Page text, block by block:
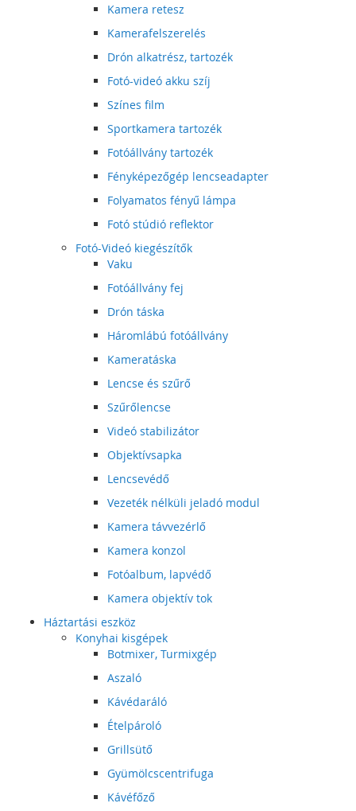
Kamera retesz
Kamerafelszerelés
Drón alkatrész, tartozék
Fotó-videó akku szíj
Színes film
Sportkamera tartozék
Fotóállvány tartozék
Fényképezőgép lencseadapter
Folyamatos fényű lámpa
Fotó stúdió reflektor
Fotó-Videó kiegészítők
Vaku
Fotóállvány fej
Drón táska
Háromlábú fotóállvány
Kameratáska
Lencse és szűrő
Szűrőlencse
Videó stabilizátor
Objektívsapka
Lencsevédő
Vezeték nélküli jeladó modul
Kamera távvezérlő
Kamera konzol
Fotóalbum, lapvédő
Kamera objektív tok
Háztartási eszköz
Konyhai kisgépek
Botmixer, Turmixgép
Aszaló
Kávédaráló
Ételpároló
Grillsütő
Gyümölcscentrifuga
Kávéfőző